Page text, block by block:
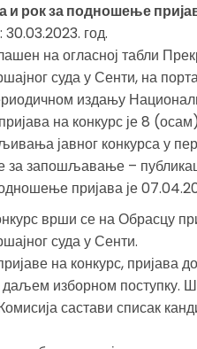
рок за подношење
год.
на огласној табли
суда у Сенти, на
издању
на конкурс је 8
јавног конкурса у
запошљавање –
пријава је
врши се на Обрасцу
суда у Сенти.
на конкурс, пријава
даљем изборном поступку.
састави списак